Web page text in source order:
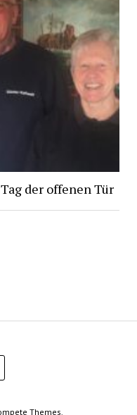
der offenen Tür
Themes.